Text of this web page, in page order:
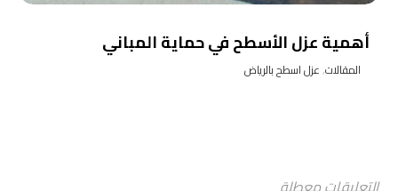
أهمية عزل الأسطح في حماية المباني
المقالات,عزل اسطح بالرياض